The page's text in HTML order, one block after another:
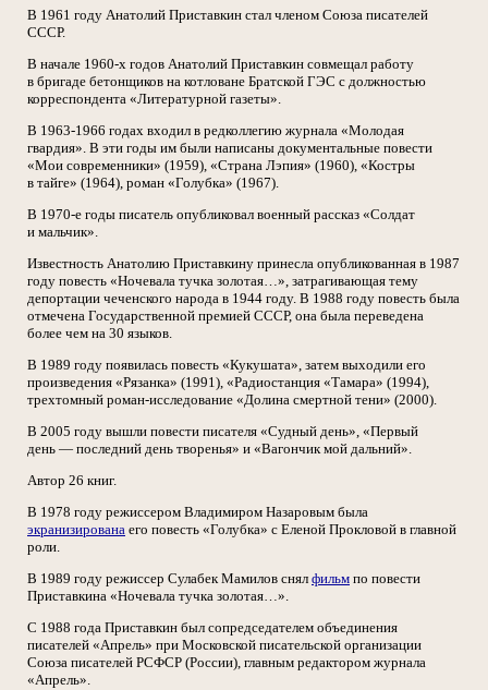
В 1961 году Анатолий Приставкин стал членом Союза писателей
СССР.
В начале 1960-х годов Анатолий Приставкин совмещал работу
в бригаде бетонщиков на котловане Братской ГЭС с должностью
корреспондента «Литературной газеты».
В 1963-1966 годах входил в редколлегию журнала «Молодая
гвардия». В эти годы им были написаны документальные повести
«Мои современники» (1959), «Страна Лэпия» (1960), «Костры
в тайге» (1964), роман «Голубка» (1967).
В 1970-е годы писатель опубликовал военный рассказ «Солдат
и мальчик».
Известность Анатолию Приставкину принесла опубликованная в 1987
году повесть «Ночевала тучка золотая…», затрагивающая тему
депортации чеченского народа в 1944 году. В 1988 году повесть была
отмечена Государственной премией СССР, она была переведена
более чем на 30 языков.
В 1989 году появилась повесть «Кукушата», затем выходили его
произведения «Рязанка» (1991), «Радиостанция «Тамара» (1994),
трехтомный роман-исследование «Долина смертной тени» (2000).
В 2005 году вышли повести писателя «Судный день», «Первый
день — последний день творенья» и «Вагончик мой дальний».
Автор 26 книг.
В 1978 году режиссером Владимиром Назаровым была
экранизирована его повесть «Голубка» с Еленой Прокловой в главной
роли.
В 1989 году режиссер Сулабек Мамилов снял фильм по повести
Приставкина «Ночевала тучка золотая…».
С 1988 года Приставкин был сопредседателем объединения
писателей «Апрель» при Московской писательской организации
Союза писателей РСФСР (России), главным редактором журнала
«Апрель».